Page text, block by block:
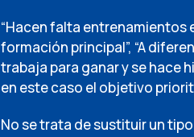
“Hacen falta entrenamientos
formación principal”, “A
trabaja para ganar y se hace
en este caso el objetivo
No se trata de sustituir un